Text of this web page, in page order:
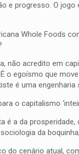
e progresso. O
Whole Foods
não acredito em
o egoísmo que
é uma engenharia
o capitalismo
é a da
da
do cenário atual,